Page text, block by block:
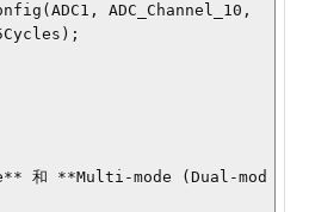
ADC_Channel_10,
和 **Multi-mode (Dual-mod